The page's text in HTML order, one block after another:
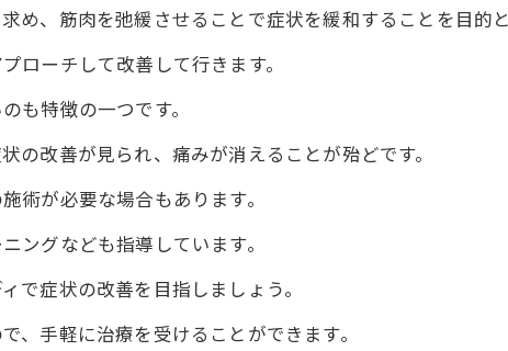
め、筋肉を弛緩させることで症状を緩和することを目的と
ローチして改善して行きます。
も特徴の一つです。
の改善が見られ、痛みが消えることが殆どです。
術が必要な場合もあります。
ングなども指導しています。
で症状の改善を目指しましょう。
、手軽に治療を受けることができます。